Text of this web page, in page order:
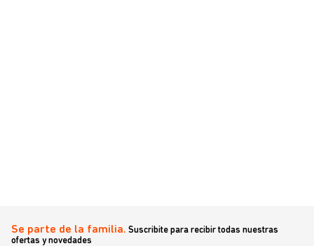
Se parte de la familia. Suscribite para recibir todas nuestras
ofertas y novedades